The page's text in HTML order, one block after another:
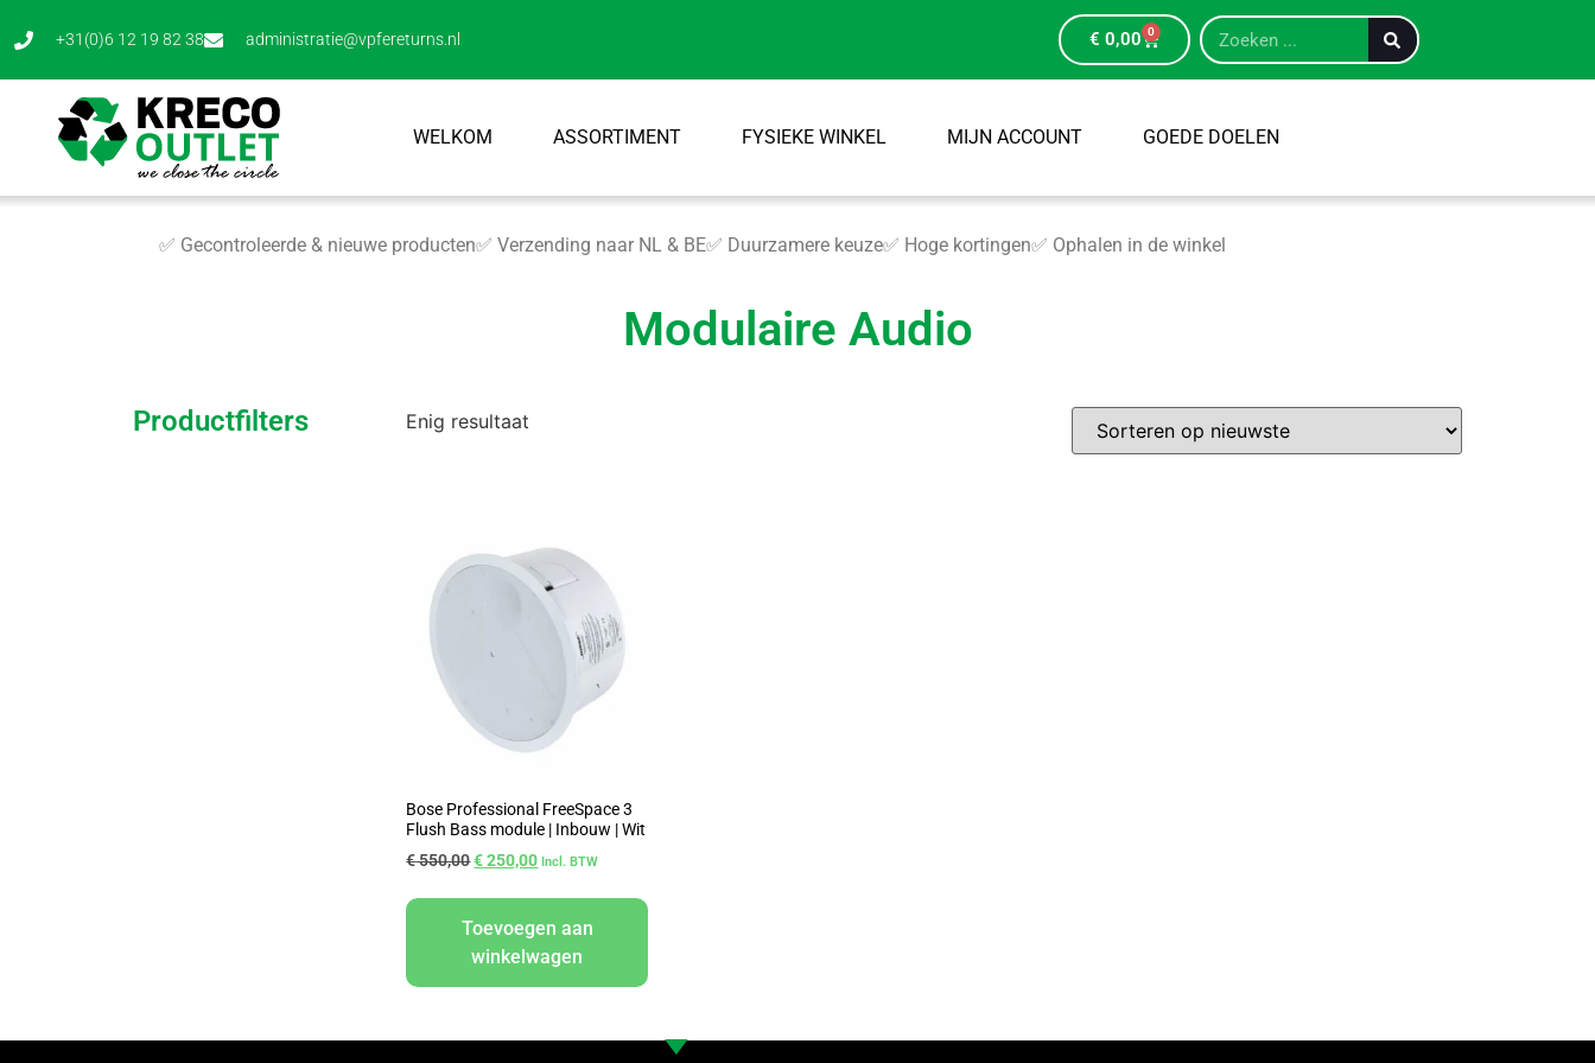
+31(0)6 12 19 82 38 administratie@vpfereturns.nl € 0,00 0
WELKOM ASSORTIMENT FYSIEKE WINKEL MIJN ACCOUNT GOEDE DOELEN
✅ Gecontroleerde & nieuwe producten✅ Verzending naar NL & BE✅ Duurzamere keuze✅ Hoge kortingen✅ Ophalen in de winkel
Modulaire Audio
Productfilters Enig resultaat
Bose Professional FreeSpace 3
Flush Bass module | Inbouw | Wit
€550,00€250,00 Incl. BTW
Toevoegen aan
winkelwagen